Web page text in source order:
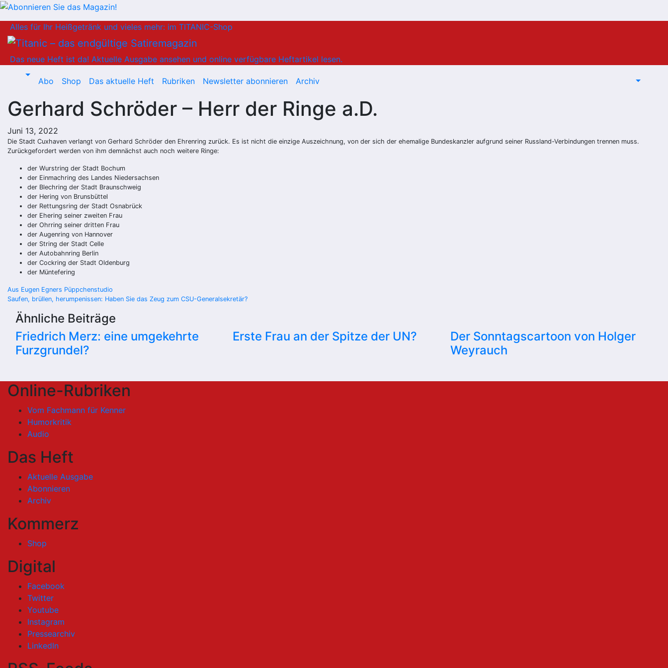
Inhalt
springen
Alles für Ihr Heißgetränk und vieles mehr: im TITANIC-Shop
Das neue Heft ist da! Aktuelle Ausgabe ansehen und online verfügbare Heftartikel lesen.
Abo Shop Das aktuelle Heft Rubriken Newsletter abonnieren Archiv
Gerhard Schröder – Herr der Ringe a.D.
Juni 13, 2022
Die Stadt Cuxhaven verlangt von Gerhard Schröder den Ehrenring zurück. Es ist nicht die einzige Auszeichnung, von der sich der ehemalige Bundeskanzler aufgrund seiner Russland-Verbindungen trennen muss.
Zurückgefordert werden von ihm demnächst auch noch weitere Ringe:
der Wurstring der Stadt Bochum
der Einmachring des Landes Niedersachsen
der Blechring der Stadt Braunschweig
der Hering von Brunsbüttel
der Rettungsring der Stadt Osnabrück
der Ehering seiner zweiten Frau
der Ohrring seiner dritten Frau
der Augenring von Hannover
der String der Stadt Celle
der Autobahnring Berlin
der Cockring der Stadt Oldenburg
der Müntefering
Beitragsnavigation
Aus Eugen Egners Püppchenstudio
Saufen, brüllen, herumpenissen: Haben Sie das Zeug zum CSU-Generalsekretär?
Ähnliche Beiträge
Friedrich Merz: eine umgekehrte
Furzgrundel?
Erste Frau an der Spitze der UN?
Der Sonntagscartoon von Holger
Weyrauch
Online-Rubriken
Vom Fachmann für Kenner
Humorkritik
Audio
Das Heft
Aktuelle Ausgabe
Abonnieren
Archiv
Kommerz
Shop
Digital
Facebook
Twitter
Youtube
Instagram
Pressearchiv
LinkedIn